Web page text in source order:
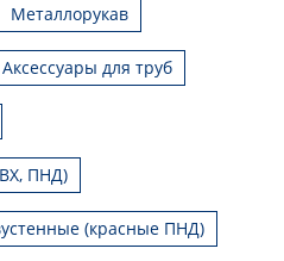
Металлорукав
Аксессуары для труб
ПНД)
(красные ПНД)